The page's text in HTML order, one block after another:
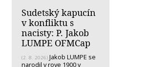
Sudetský kapucín
v konfliktu s
nacisty: P. Jakob
LUMPE OFMCap
(2. 8. 2026) Jakob LUMPE se
narodil v rove 1900 v